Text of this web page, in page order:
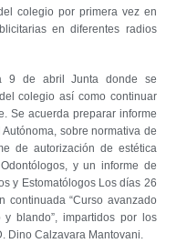
colegio por primera vez en
en diferentes radios
9 de abril Junta donde se
colegio así como continuar
Se acuerda preparar informe
sobre normativa de
de autorización de estética
y un informe de
y Estomatólogos Los días 26
continuada “Curso avanzado
blando”, impartidos por los
Dino Calzavara Mantovani.